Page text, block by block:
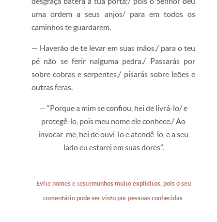
uma ordem a seus anjos/ para em todos os
caminhos te guardarem.
— Haverão de te levar em suas mãos,/ para o teu
pé não se ferir nalguma pedra./ Passarás por
sobre cobras e serpentes,/ pisarás sobre leões e
outras feras.
— “Porque a mim se confiou, hei de livrá-lo/ e
protegê-lo, pois meu nome ele conhece./ Ao
invocar-me, hei de ouvi-lo e atendê-lo, e a seu
lado eu estarei em suas dores”.
Evite nomes e testemunhos muito explícitos, pois o seu
comentário pode ser visto por pessoas conhecidas.